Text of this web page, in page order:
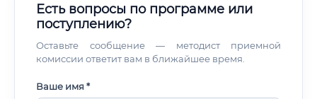
Есть вопросы по программе или
поступлению?
Оставьте сообщение — методист приемной
комиссии ответит вам в ближайшее время.
Ваше имя *